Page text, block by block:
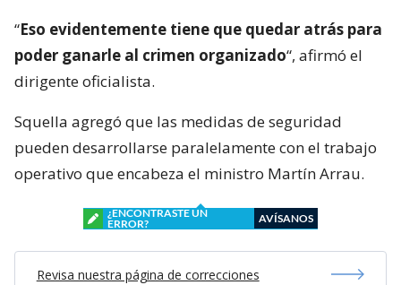
“Eso evidentemente tiene que quedar atrás para
poder ganarle al crimen organizado“, afirmó el
dirigente oficialista.
Squella agregó que las medidas de seguridad
pueden desarrollarse paralelamente con el trabajo
operativo que encabeza el ministro Martín Arrau.
¿ENCONTRASTE UN
ERROR?
AVÍSANOS
Revisa nuestra página de correcciones